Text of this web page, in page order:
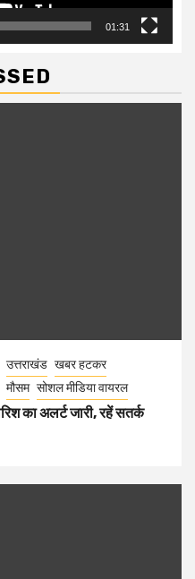
01:31
उत्तराखंड खबर हटकर
मौसम सोशल मीडिया वायरल
का अलर्ट जारी, रहें सतर्क